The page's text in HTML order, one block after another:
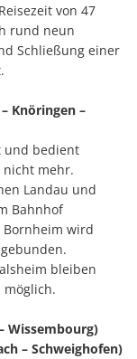
von 47
rund neun
Schließung einer
Knöringen –
und bedient
nicht mehr.
Landau und
Bahnhof
Bornheim wird
bleiben
möglich.
Wissembourg)
– Schweighofen)